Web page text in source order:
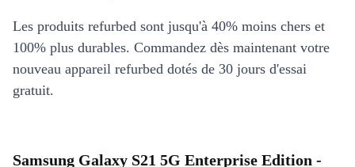
Les produits refurbed sont jusqu'à 40% moins chers et
100% plus durables. Commandez dès maintenant votre
nouveau appareil refurbed dotés de 30 jours d'essai
gratuit.
Samsung Galaxy S21 5G Enterprise Edition -